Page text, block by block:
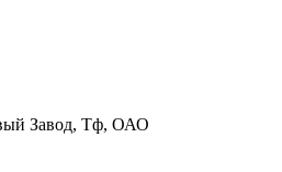
Завод, Тф, ОАО